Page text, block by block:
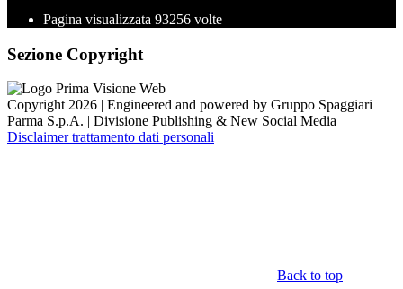
Pagina visualizzata 93256 volte
Sezione Copyright
Copyright 2026 | Engineered and powered by Gruppo Spaggiari
Parma S.p.A. | Divisione Publishing & New Social Media
Disclaimer trattamento dati personali
Back to top